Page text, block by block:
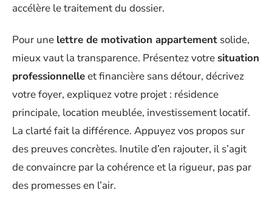
accélère le traitement du dossier.
Pour une lettre de motivation appartement solide,
mieux vaut la transparence. Présentez votre situation
professionnelleet financière sans détour, décrivez
votre foyer, expliquez votre projet : résidence
principale, location meublée, investissement locatif.
La clarté fait la différence. Appuyez vos propos sur
des preuves concrètes. Inutile d’en rajouter, il s’agit
de convaincre par la cohérence et la rigueur, pas par
des promesses en l’air.